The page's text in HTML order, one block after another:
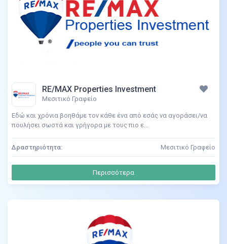
RE/MAX Properties Investment
Μεσιτικό Γραφείο
Εδώ και χρόνια βοηθάµε τον κάθε ένα από εσάς να αγοράσει/να
πουλήσει σωστά και γρήγορα µε τους πιο ε...
Δραστηριότητα: Μεσιτικό Γραφείο
Περισσότερα